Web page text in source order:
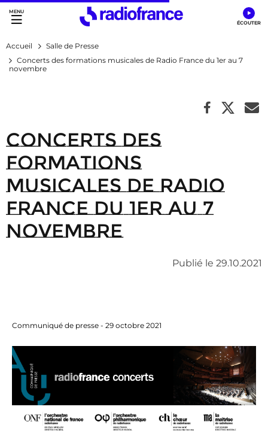
Accès direct :
Menu principal
Contenu
Accueil
Salle de Presse
Concerts des formations musicales de Radio France du 1er au 7
novembre
Concerts des
formations
musicales de Radio
France du 1er au 7
novembre
Publié le 29.10.2021
Communiqué de presse - 29 octobre 2021